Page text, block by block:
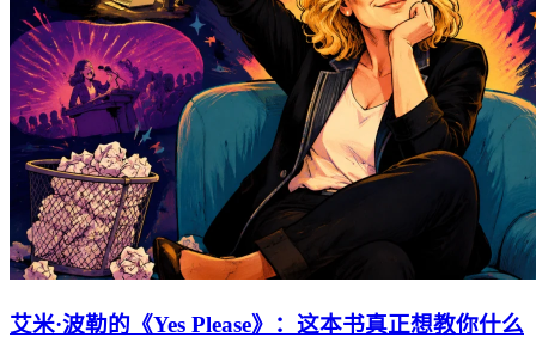
艾米·波勒的《Yes Please》：这本书真正想教你什么